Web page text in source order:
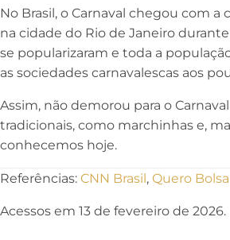
No Brasil, o Carnaval chegou com
na cidade do Rio de Janeiro
se popularizaram e toda a
as sociedades carnavalescas aos
Assim, não demorou para o
tradicionais, como marchinhas e,
conhecemos hoje.
Referências: CNN Brasil , Quero Bolsa
Acessos em 13 de fevereiro de 2026.